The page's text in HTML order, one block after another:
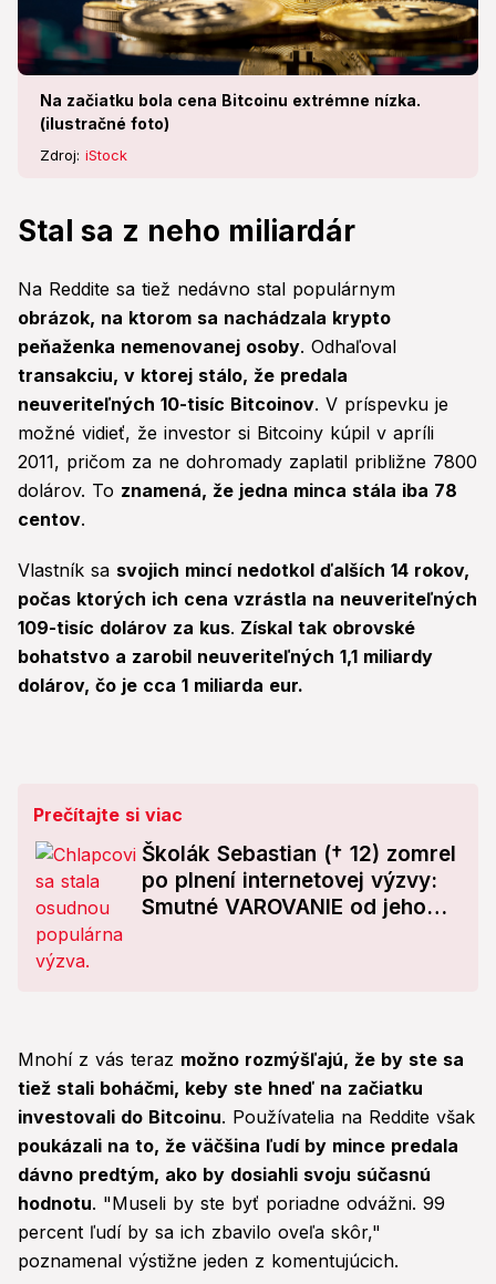
Na začiatku bola cena Bitcoinu extrémne nízka.
(ilustračné foto)
Zdroj: iStock
Stal sa z neho miliardár
Na Reddite sa tiež nedávno stal populárnym
obrázok, na ktorom sa nachádzala krypto
peňaženka nemenovanej osoby. Odhaľoval
transakciu, v ktorej stálo, že predala
neuveriteľných 10-tisíc Bitcoinov. V príspevku je
možné vidieť, že investor si Bitcoiny kúpil v apríli
2011, pričom za ne dohromady zaplatil približne 7800
dolárov. To znamená, že jedna minca stála iba 78
centov.
Vlastník sa svojich mincí nedotkol ďalších 14 rokov,
počas ktorých ich cena vzrástla na neuveriteľných
109-tisíc dolárov za kus. Získal tak obrovské
bohatstvo a zarobil neuveriteľných 1,1 miliardy
dolárov, čo je cca 1 miliarda eur.
Prečítajte si viac
Školák Sebastian († 12) zomrel
po plnení internetovej výzvy:
Smutné VAROVANIE od jeho
Mnohí z vás teraz možno rozmýšľajú, že by ste sa
tiež stali boháčmi, keby ste hneď na začiatku
investovali do Bitcoinu. Používatelia na Reddite však
poukázali na to, že väčšina ľudí by mince predala
dávno predtým, ako by dosiahli svoju súčasnú
hodnotu. "Museli by ste byť poriadne odvážni. 99
percent ľudí by sa ich zbavilo oveľa skôr,"
poznamenal výstižne jeden z komentujúcich.